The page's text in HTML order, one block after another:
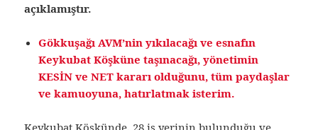
açıklamıştır.
Gökkuşağı AVM’nin yıkılacağı ve esnafın
Keykubat Köşküne taşınacağı, yönetimin
KESİN ve NET kararı olduğunu, tüm paydaşlar
ve kamuoyuna, hatırlatmak isterim.
Keykubat Köşkünde, 28 iş yerinin bulunduğu ve